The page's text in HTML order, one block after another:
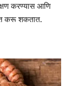
करण्यास आणि
करू शकतात.